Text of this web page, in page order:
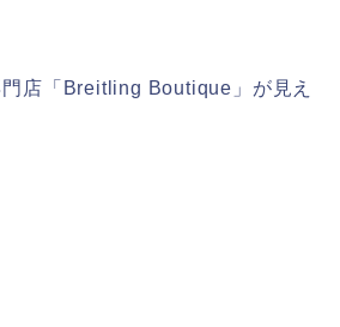
店「Breitling Boutique」が見え